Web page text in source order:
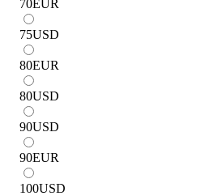
70EUR
75USD
80EUR
80USD
90USD
90EUR
100USD